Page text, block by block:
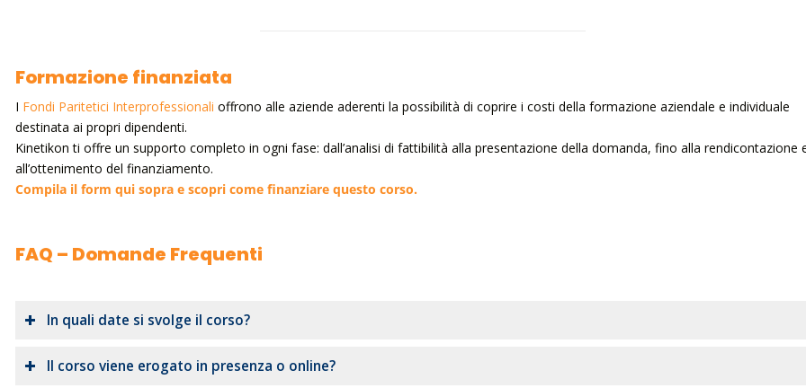
Formazione finanziata
I Fondi Paritetici Interprofessionali offrono alle aziende aderenti la possibilità di coprire i costi della formazione aziendale e individuale
destinata ai propri dipendenti.
Kinetikon ti offre un supporto completo in ogni fase: dall’analisi di fattibilità alla presentazione della domanda, fino alla rendicontazione
all’ottenimento del finanziamento.
Compila il form qui sopra e scopri come finanziare questo corso.
FAQ – Domande Frequenti
In quali date si svolge il corso?
Il corso viene erogato in presenza o online?